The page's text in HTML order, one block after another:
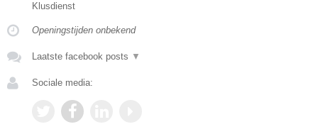
Klusdienst
Openingstijden onbekend
Laatste facebook posts ▼
Sociale media: